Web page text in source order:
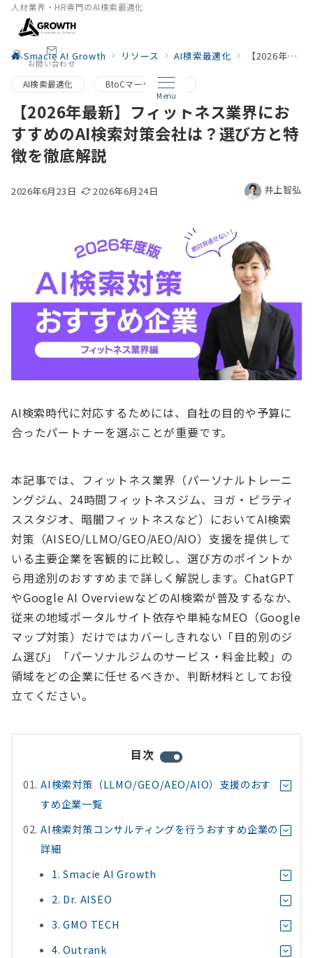
人材業界・HR専門のAI検索最適化
お問い合わせ
Menu
Smacie AI Growth リソース AI検索最適化 【2026年最新】フィットネス業界におすすめのAI検索対策会社は？選び方と特徴を徹底解説
AI検索最適化 BtoCマーケティング
【2026年最新】フィットネス業界にお
すすめのAI検索対策会社は？選び方と特
徴を徹底解説
2026年6月23日 2026年6月24日 井上智弘
AI検索時代に対応するためには、自社の目的や予算に
合ったパートナーを選ぶことが重要です。
本記事では、フィットネス業界（パーソナルトレーニ
ングジム、24時間フィットネスジム、ヨガ・ピラティ
ススタジオ、暗闇フィットネスなど）においてAI検索
対策（AISEO/LLMO/GEO/AEO/AIO）支援を提供して
いる主要企業を客観的に比較し、選び方のポイントか
ら用途別のおすすめまで詳しく解説します。ChatGPT
やGoogle AI OverviewなどのAI検索が普及するなか、
従来の地域ポータルサイト依存や単純なMEO（Google
マップ対策）だけではカバーしきれない「目的別のジ
ム選び」「パーソナルジムのサービス・料金比較」の
領域をどの企業に任せるべきか、判断材料としてお役
立てください。
目次
AI検索対策（LLMO/GEO/AEO/AIO）支援のおす
すめ企業一覧
AI検索対策コンサルティングを行うおすすめ企業の
詳細
1. Smacie AI Growth
2. Dr. AISEO
3. GMO TECH
4. Outrank